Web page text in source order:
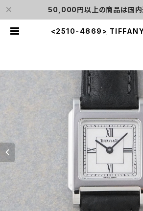
50,000円以上の商品は国内
<2510-4869>